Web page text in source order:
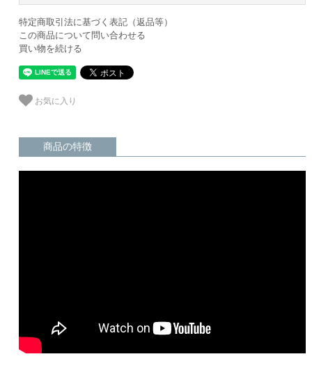
特定商取引法に基づく表記（返品等）
この商品について問い合わせる
買い物を続ける
お気に入り
商品の特徴